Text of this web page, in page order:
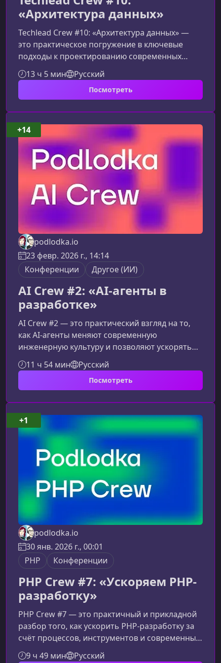
«Архитектура данных»
Techlead Crew #10: «Архитектура данных» —
это практическое погружение в ключевые
подходы к проектированию современных
data‑систем. Курс поможет разобраться, как
строить высоконагруженную потоковую
обработку, выбирать подходящие решения
консистентность и масштабируемость без
компромиссов.О чем этот сезонВ рамках
десятого сезона участники изучат полный
цикл проектирования архитектуры данных: от
выбора
13 ч 5 мин Русский
Посмотреть
podlodka.io
23 февр. 2026 г., 14:14
Конференции
Другое (ИИ)
AI Crew #2: «AI-агенты в
разработке»
AI Crew #2 — это практический взгляд на то,
как AI-агенты меняют современную
инженерную культуру и позволяют ускорять
процессы разработки, снижать операционные
издержки и повышать качество продуктов.
Конференция создана для инженеров,
от разговоров об ИИ к реальным, измеримым
результатам.О чём этот сезон AI CrewВторой
сезон полностью посвящён тому, как AI-агенты
становятся полноценными участниками
11 ч 54 мин Русский
Посмотреть
+14
podlodka.io
30 янв. 2026 г., 00:01
PHP
Конференции
PHP Crew #7: «Ускоряем PHP-
разработку»
PHP Crew #7 — это практичный и прикладной
разбор того, как ускорить PHP‑разработку за
счёт процессов, инструментов и современных
AI‑подходов. Контент сезона помогает
9 ч 49 мин Русский
+1